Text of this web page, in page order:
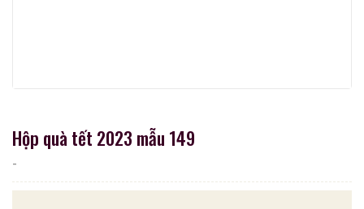
Hộp quà tết 2023 mẫu 149
-